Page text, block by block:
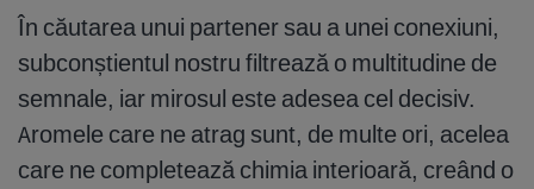
În căutarea unui partener sau a unei conexiuni,
subconștientul nostru filtrează o multitudine de
semnale, iar mirosul este adesea cel decisiv.
Aromele care ne atrag sunt, de multe ori, acelea
care ne completează chimia interioară, creând o